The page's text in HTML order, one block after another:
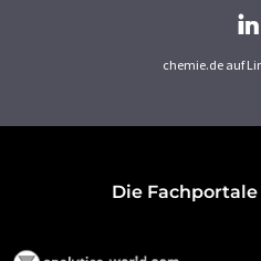
chemie.de auf
Die Fachportale